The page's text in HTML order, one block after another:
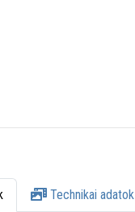
Technikai adatok